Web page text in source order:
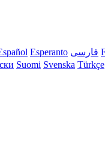
Esperanto فارسی
Suomi Svenska Türkçe